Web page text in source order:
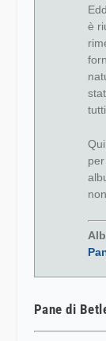
è
tutti.
Pane di